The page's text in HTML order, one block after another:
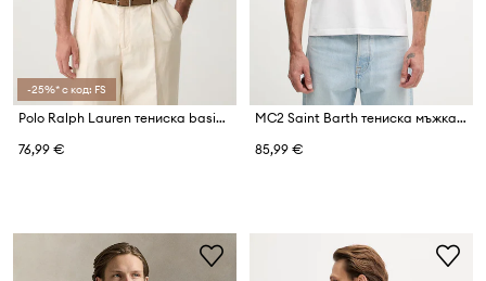
-25%* с код: FS
Polo Ralph Lauren тениска basic мъжка от памук 3 броя
76,99 €
MC2 Saint Barth тениска мъжка от памук
85,99 €